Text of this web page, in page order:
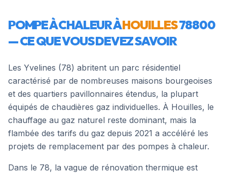
POMPE À CHALEUR ÀHOUILLES78800
— CE QUE VOUS DEVEZ SAVOIR
Les Yvelines (78) abritent un parc résidentiel
caractérisé par de nombreuses maisons bourgeoises
et des quartiers pavillonnaires étendus, la plupart
équipés de chaudières gaz individuelles. À Houilles, le
chauffage au gaz naturel reste dominant, mais la
flambée des tarifs du gaz depuis 2021 a accéléré les
projets de remplacement par des pompes à chaleur.
Dans le 78, la vague de rénovation thermique est